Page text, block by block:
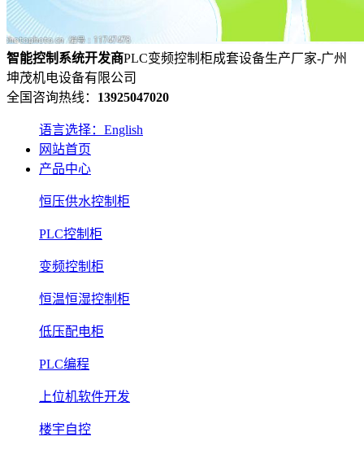
智能控制系统开发商PLC变频控制柜成套设备生产厂家-广州
坤茂机电设备有限公司
全国咨询热线： 13925047020
语言选择：English
网站首页
产品中心
恒压供水控制柜
PLC控制柜
变频控制柜
恒温恒湿控制柜
低压配电柜
PLC编程
上位机软件开发
楼宇自控